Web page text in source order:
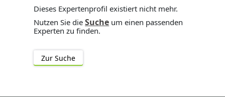
Dieses Expertenprofil existiert nicht mehr.
Nutzen Sie dieSuche um einen passenden
Experten zu finden.
Zur Suche